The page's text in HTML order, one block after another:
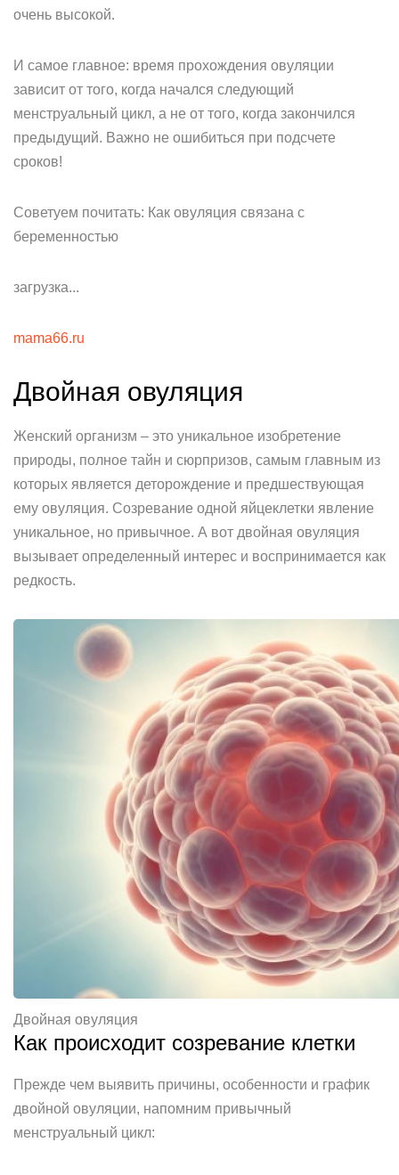
очень высокой.
И самое главное: время прохождения овуляции
зависит от того, когда начался следующий
менструальный цикл, а не от того, когда закончился
предыдущий. Важно не ошибиться при подсчете
сроков!
Советуем почитать: Как овуляция связана с
беременностью
загрузка...
mama66.ru
Двойная овуляция
Женский организм – это уникальное изобретение
природы, полное тайн и сюрпризов, самым главным из
которых является деторождение и предшествующая
ему овуляция. Созревание одной яйцеклетки явление
уникальное, но привычное. А вот двойная овуляция
вызывает определенный интерес и воспринимается как
редкость.
Двойная овуляция
Как происходит созревание клетки
Прежде чем выявить причины, особенности и график
двойной овуляции, напомним привычный
менструальный цикл: